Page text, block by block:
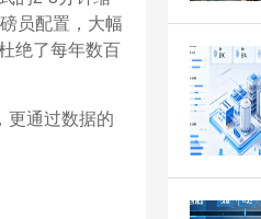
员配置，大幅
绝了每年数百
更通过数据的